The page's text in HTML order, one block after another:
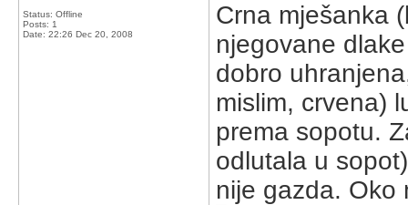
Status: Offline
Posts: 1
Date: 22:26 Dec 20, 2008
Crna mješanka
njegovane
dobro
mislim, crvena)
prema sopotu.
odlutala u
nije gazda. Oko